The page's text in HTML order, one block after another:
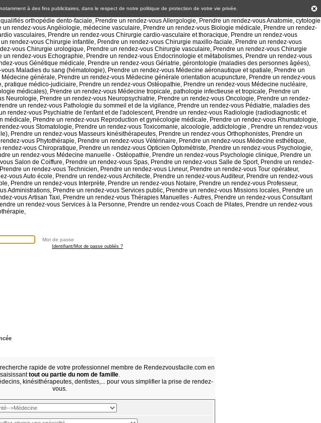
à des fins publicitaires, dans le respect de notre politique de protection de votre vie privée
Identifiant/Mot de passe oubliés ?
rapide de votre professionnel membre de Rendezvousfacile.com en
saisissanttout ou partie du nom de famille.
kinésithérapeutes, dentistes,... pour vous simplifier la prise de rendez-
vous.